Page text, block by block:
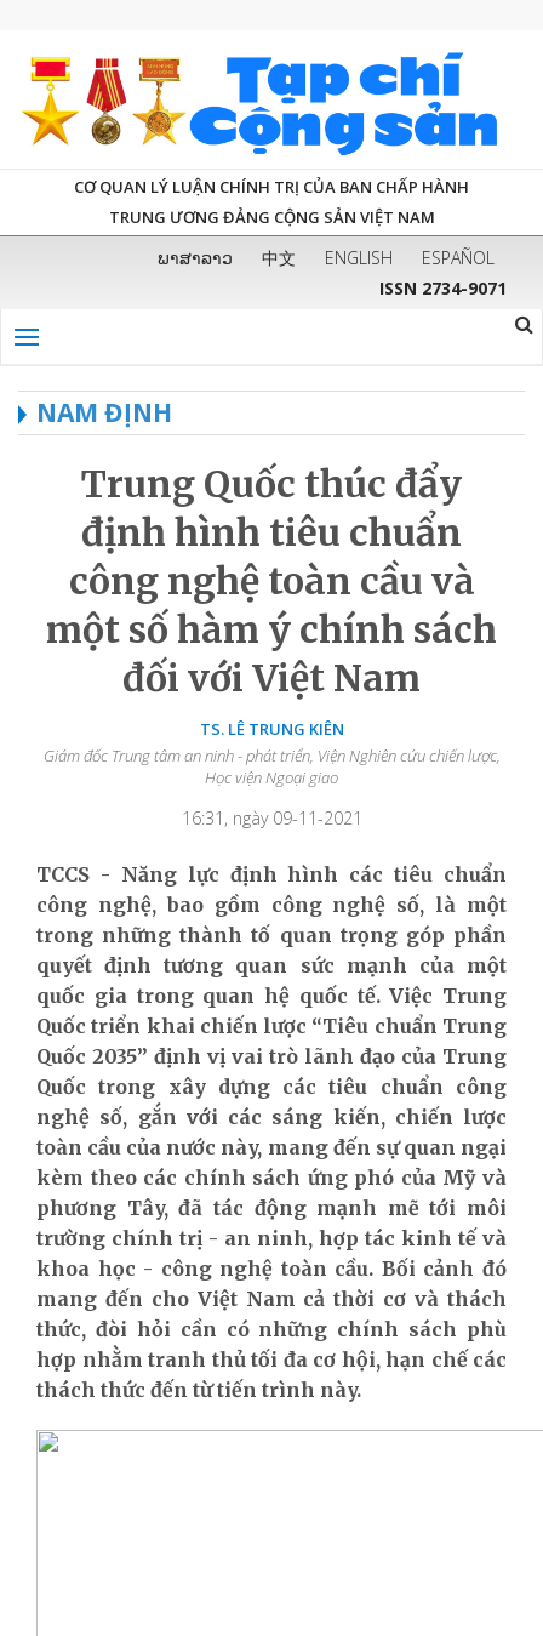
CƠ QUAN LÝ LUẬN CHÍNH TRỊ CỦA BAN CHẤP HÀNH
TRUNG ƯƠNG ĐẢNG CỘNG SẢN VIỆT NAM
ພາສາລາວ 中文 ENGLISH
ESPAÑOL
ISSN 2734-9071
NAM ĐỊNH
Trung Quốc thúc đẩy
định hình tiêu chuẩn
công nghệ toàn cầu và
một số hàm ý chính sách
đối với Việt Nam
TS. LÊ TRUNG KIÊN
Giám đốc Trung tâm an ninh - phát triển, Viện Nghiên cứu chiến lược,
Học viện Ngoại giao
16:31, ngày 09-11-2021
TCCS - Năng lực định hình các tiêu chuẩn
công nghệ, bao gồm công nghệ số, là một
trong nhữngthành tố quan trọng góp phần
quyết định tương quan sức mạnh của một
quốc gia trong quan hệ quốc tế. Việc Trung
Quốc triển khai chiến lược “Tiêu chuẩn Trung
Quốc 2035” định vị vai trò lãnh đạo của Trung
Quốc trong xây dựng các tiêu chuẩn công
nghệ số, gắn với các sáng kiến, chiến lược
toàn cầu của nước này, mang đến sự quan ngại
kèm theo các chính sách ứng phó của Mỹ và
phương Tây, đã tác động mạnh mẽ tới môi
trường chính trị - an ninh, hợp tác kinh tế và
khoa học - công nghệ toàn cầu. Bối cảnh đó
mang đến cho Việt Nam cả thời cơ và thách
thức, đòi hỏi cần có những chính sách phù
hợp nhằm tranh thủ tối đa cơ hội, hạn chế các
thách thức đến từ tiến trình này.